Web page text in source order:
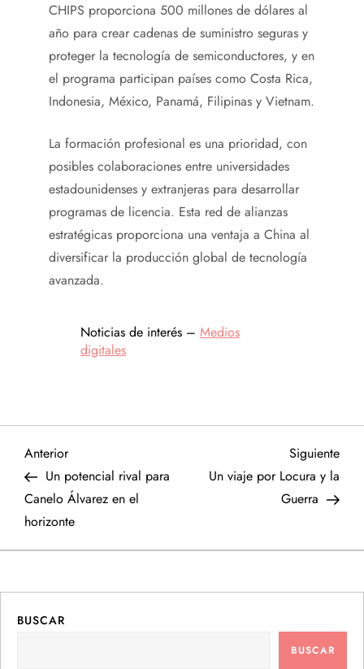
CHIPS proporciona 500 millones de dólares al
año para crear cadenas de suministro seguras y
proteger la tecnología de semiconductores, y en
el programa participan países como Costa Rica,
Indonesia, México, Panamá, Filipinas y Vietnam.
La formación profesional es una prioridad, con
posibles colaboraciones entre universidades
estadounidenses y extranjeras para desarrollar
programas de licencia. Esta red de alianzas
estratégicas proporciona una ventaja a China al
diversificar la producción global de tecnología
avanzada.
Noticias de interés – Medios
digitales
N
a
v
g
Entrada
anterior
Anterior
Un potencial rival para
Canelo Álvarez en el
horizonte
Siguiente
Un viaje por Locura y la
Guerra
BUSCAR
BUSCAR